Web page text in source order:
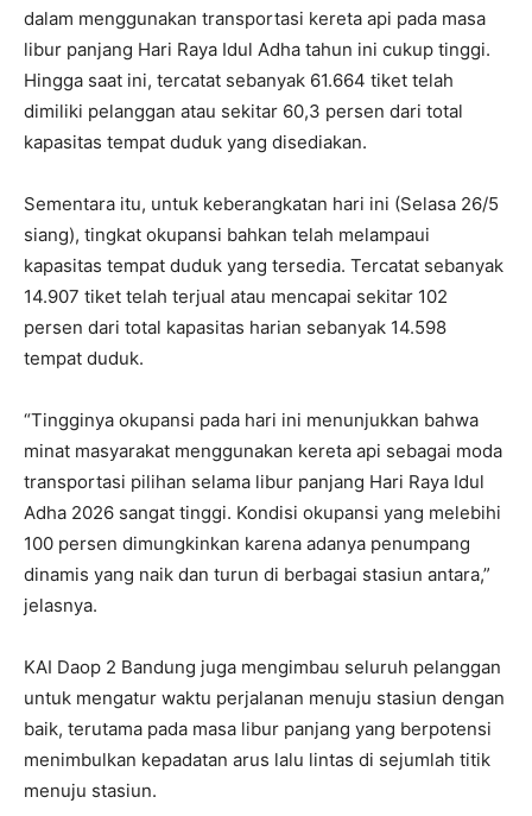
dalam menggunakan transportasi kereta api pada masa
libur panjang Hari Raya Idul Adha tahun ini cukup tinggi.
Hingga saat ini, tercatat sebanyak 61.664 tiket telah
dimiliki pelanggan atau sekitar 60,3 persen dari total
kapasitas tempat duduk yang disediakan.
Sementara itu, untuk keberangkatan hari ini (Selasa 26/5
siang), tingkat okupansi bahkan telah melampaui
kapasitas tempat duduk yang tersedia. Tercatat sebanyak
14.907 tiket telah terjual atau mencapai sekitar 102
persen dari total kapasitas harian sebanyak 14.598
tempat duduk.
“Tingginya okupansi pada hari ini menunjukkan bahwa
minat masyarakat menggunakan kereta api sebagai moda
transportasi pilihan selama libur panjang Hari Raya Idul
Adha 2026 sangat tinggi. Kondisi okupansi yang melebihi
100 persen dimungkinkan karena adanya penumpang
dinamis yang naik dan turun di berbagai stasiun antara,”
jelasnya.
KAI Daop 2 Bandung juga mengimbau seluruh pelanggan
untuk mengatur waktu perjalanan menuju stasiun dengan
baik, terutama pada masa libur panjang yang berpotensi
menimbulkan kepadatan arus lalu lintas di sejumlah titik
menuju stasiun.